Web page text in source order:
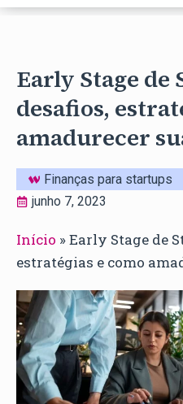
Early Stage de
desafios,
amadurecer
Finanças para startups
junho 7, 2023
Início »Early Stage de
estratégias e como